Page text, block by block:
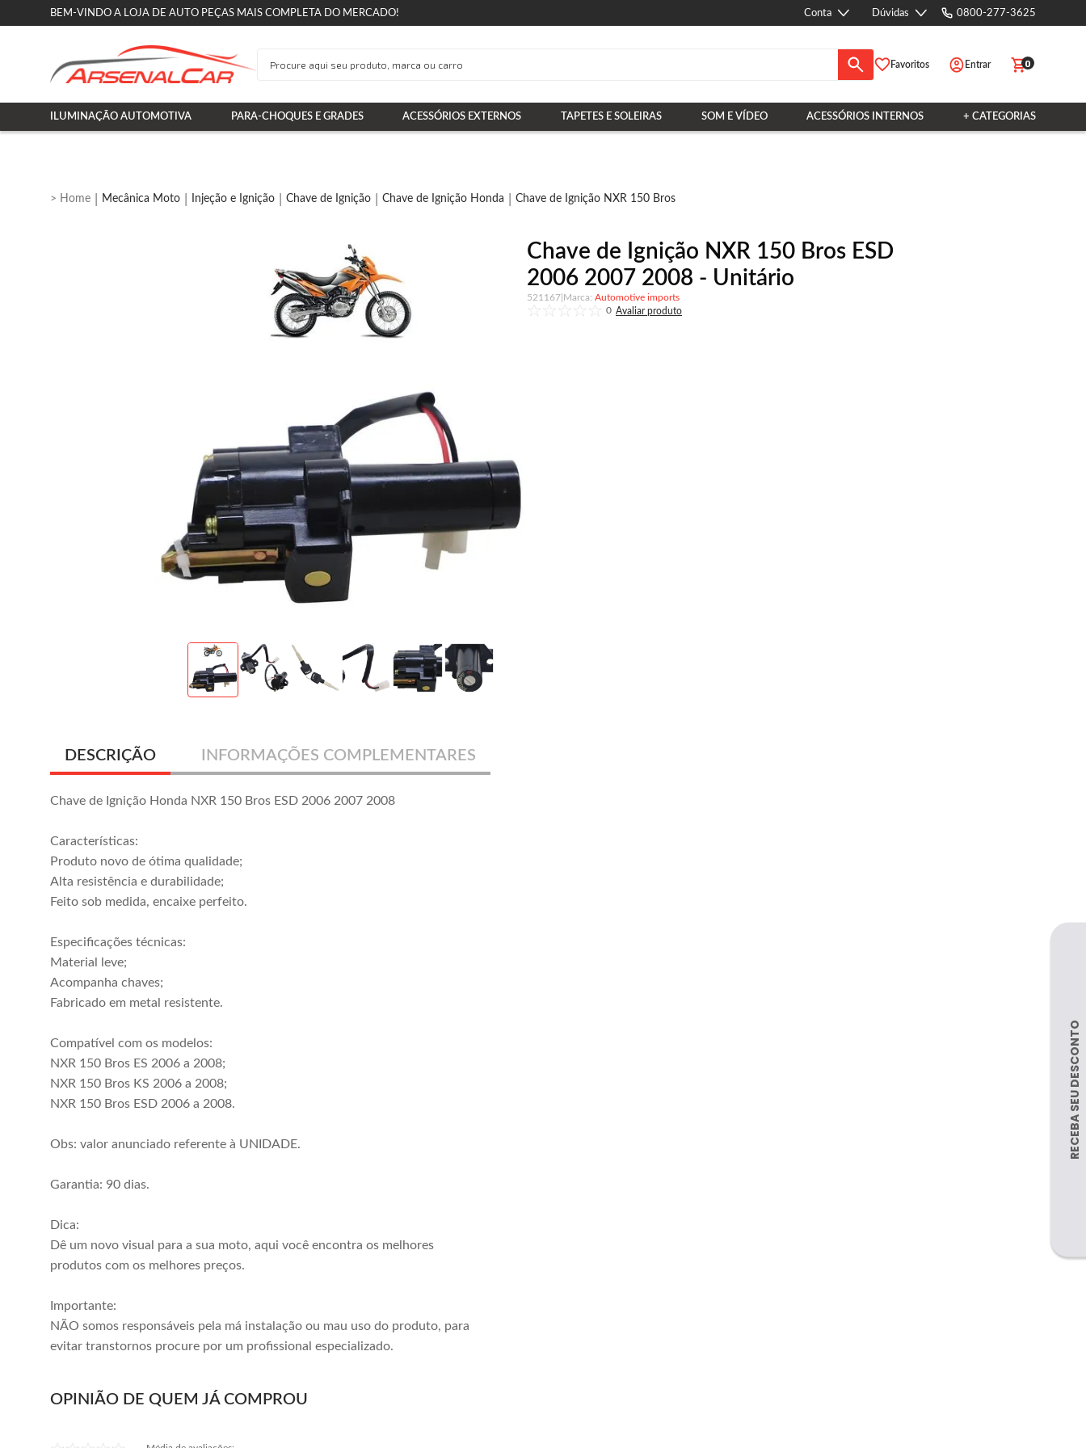
BEM-VINDO A LOJA DE AUTO PEÇAS MAIS COMPLETA DO MERCADO! Conta Dúvidas 0800-277-3625
Favoritos Entrar 0
ILUMINAÇÃO AUTOMOTIVA PARA-CHOQUES E GRADES ACESSÓRIOS EXTERNOS TAPETES E SOLEIRAS SOM E VÍDEO ACESSÓRIOS INTERNOS + CATEGORIAS
Mecânica Moto Injeção e Ignição Chave de Ignição Chave de Ignição Honda Chave de Ignição NXR 150 Bros
Chave de Ignição NXR 150 Bros ESD
2006 2007 2008 - Unitário
521167
Automotive imports
0
DESCRIÇÃO INFORMAÇÕES COMPLEMENTARES
Chave de Ignição Honda NXR 150 Bros ESD 2006 2007 2008
Características:
Produto novo de ótima qualidade;
Alta resistência e durabilidade;
Feito sob medida, encaixe perfeito.
Especificações técnicas:
Material leve;
Acompanha chaves;
Fabricado em metal resistente.
Compatível com os modelos:
NXR 150 Bros ES 2006 a 2008;
NXR 150 Bros KS 2006 a 2008;
NXR 150 Bros ESD 2006 a 2008.
Obs: valor anunciado referente à UNIDADE.
Garantia: 90 dias.
Dica:
Dê um novo visual para a sua moto, aqui você encontra os melhores
produtos com os melhores preços.
Importante:
NÃO somos responsáveis pela má instalação ou mau uso do produto, para
evitar transtornos procure por um profissional especializado.
OPINIÃO DE QUEM JÁ COMPROU